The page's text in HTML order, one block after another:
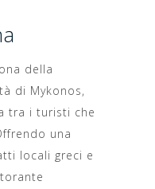
della
di Mykonos,
tra i turisti che
una
locali greci e